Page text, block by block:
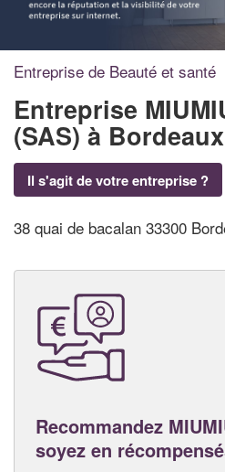
Entreprise de Beauté et santé
Entreprise
(SAS)à Bordeaux
Il s'agit de votre entreprise ?
38 quai de bacalan 33300
Recommandez
soyez en